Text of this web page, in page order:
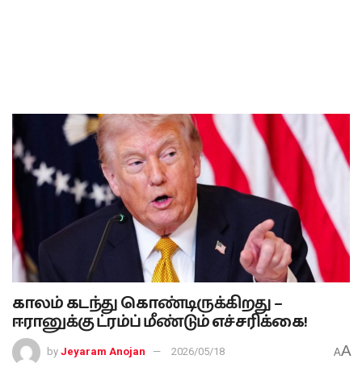
காலம் கடந்து கொண்டிருக்கிறது –
ஈரானுக்கு ட்ரம்ப் மீண்டும் எச்சரிக்கை!
by Jeyaram Anojan 2026/05/18 AA